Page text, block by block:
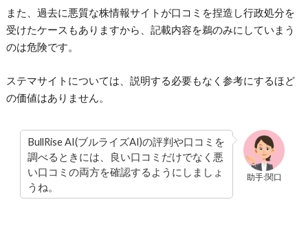
また、過去に悪質な株情報サイトが口コミを捏造し行政処分を
受けたケースもありますから、記載内容を鵜のみにしていまう
のは危険です。
ステマサイトについては、説明する必要もなく参考にするほど
の価値はありません。
助手:関口
BullRise AI(ブルライズAI)の評判や口コミを
調べるときには、良い口コミだけでなく悪
い口コミの両方を確認するようにしましょ
うね。